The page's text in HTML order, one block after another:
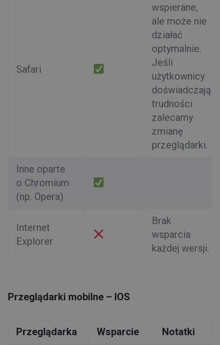
Safari
wspierane,
ale może nie
działać
optymalnie.
Jeśli
użytkownicy
doświadczają
trudności
zalecamy
zmianę
przeglądarki.
Inne oparte
o Chromium
(np. Opera)
Internet
Explorer
Brak
wsparcia
każdej wersji.
Przeglądarki mobilne – IOS
Przeglądarka Wsparcie Notatki